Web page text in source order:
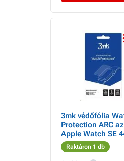
3mk védőfólia
Protection ARC az
Apple Watch SE
es órájához
Raktáron 1 db